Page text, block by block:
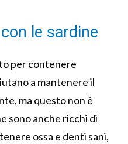
le sardine
per contenere
a mantenere il
ma questo non è
sono anche ricchi di
ossa e denti sani,